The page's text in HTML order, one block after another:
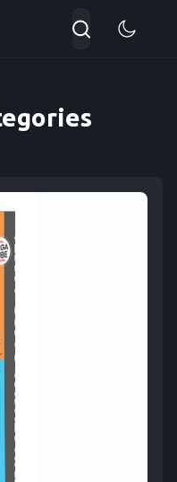
Αναζήτηση...
Type 2 or more